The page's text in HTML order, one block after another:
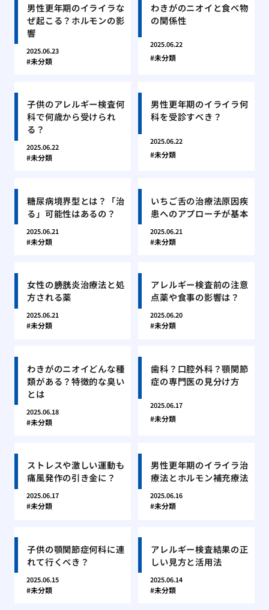
男性更年期のイライラな
ぜ起こる？ホルモンの影
響
2025.06.23
未分類
わきがのニオイと食べ物
の関係性
2025.06.22
未分類
子供のアレルギー検査何
科で何歳から受けられ
る？
2025.06.22
未分類
男性更年期のイライラ何
科を受診すべき？
2025.06.22
未分類
糖尿病境界型とは？「治
る」可能性はあるの？
2025.06.21
未分類
いちご舌の治療法原因疾
患へのアプローチが基本
2025.06.21
未分類
女性の膀胱炎治療法と処
方される薬
2025.06.21
未分類
アレルギー検査前の注意
点薬や食事の影響は？
2025.06.20
未分類
わきがのニオイどんな種
類がある？特徴的な臭い
とは
2025.06.18
未分類
歯科？口腔外科？顎関節
症の専門医の見分け方
2025.06.17
未分類
ストレスや激しい運動も
痛風発作の引き金に？
2025.06.17
未分類
男性更年期のイライラ治
療法とホルモン補充療法
2025.06.16
未分類
子供の顎関節症何科に連
れて行くべき？
2025.06.15
未分類
アレルギー検査結果の正
しい見方と活用法
2025.06.14
未分類